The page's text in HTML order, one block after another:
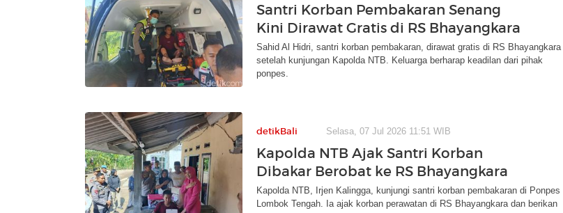
Santri Korban Pembakaran Senang
Kini Dirawat Gratis di RS Bhayangkara
Sahid Al Hidri, santri korban pembakaran, dirawat gratis di RS Bhayangkara
setelah kunjungan Kapolda NTB. Keluarga berharap keadilan dari pihak
ponpes.
detikBali Selasa, 07 Jul 2026 11:51 WIB
Kapolda NTB Ajak Santri Korban
Dibakar Berobat ke RS Bhayangkara
Kapolda NTB, Irjen Kalingga, kunjungi santri korban pembakaran di Ponpes
Lombok Tengah. Ia ajak korban perawatan di RS Bhayangkara dan berikan